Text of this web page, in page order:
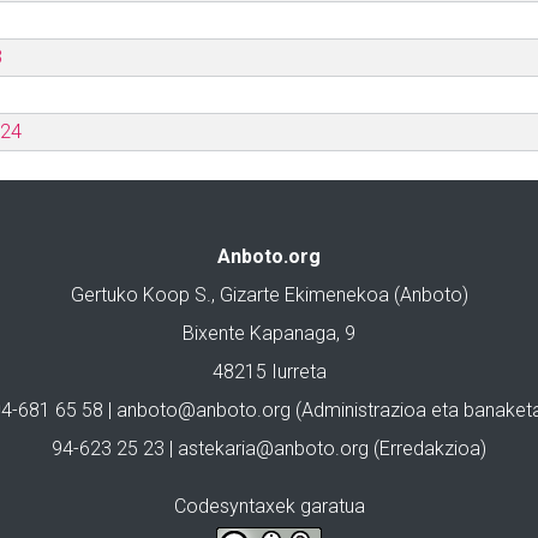
Anboto.org
Gertuko Koop S., Gizarte Ekimenekoa (Anboto)
Bixente Kapanaga, 9
48215 Iurreta
681 65 58 | anboto@anboto.org (Administrazioa eta
94-623 25 23 | astekaria@anboto.org (Erredakzioa)
Codesyntaxek garatua